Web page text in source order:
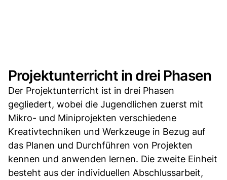
Projektunterricht in drei Phasen
Der Projektunterricht ist in drei Phasen
gegliedert, wobei die Jugendlichen zuerst mit
Mikro- und Miniprojekten verschiedene
Kreativtechniken und Werkzeuge in Bezug auf
das Planen und Durchführen von Projekten
kennen und anwenden lernen. Die zweite Einheit
besteht aus der individuellen Abschlussarbeit,